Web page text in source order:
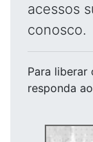
acessos
conosco.
Para liberar
responda